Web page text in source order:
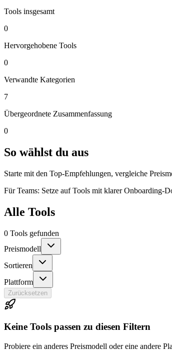
Tools insgesamt
0
Hervorgehobene Tools
0
Verwandte Kategorien
7
Übergeordnete Zusammenfassung
0
So wählst du aus
Starte mit den Top-Empfehlungen, vergleiche
Für Teams: Setze auf Tools mit klarer Onboarding-
Alle Tools
0 Tools gefunden
Preismodell
Sortieren
Plattform
Zurücksetzen
Keine Tools passen zu diesen Filtern
Probiere ein anderes Preismodell oder eine andere